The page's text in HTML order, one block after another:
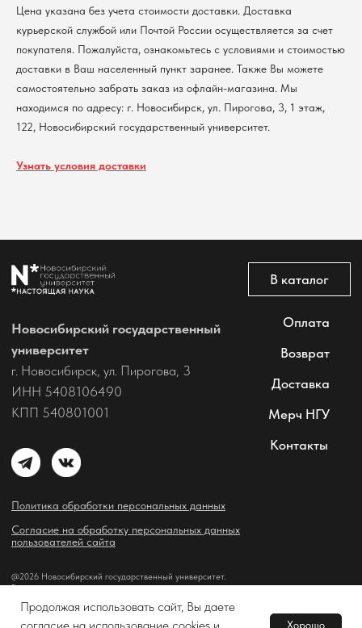
Цена указана без учета стоимости доставки. Доставка
курьерской службой или Почтой России осуществляется за счет
покупателя. Пожалуйста, ознакомьтесь с условиями и стоимостью
доставки в Ваш населенный пункт заранее. Также Вы можете
самостоятельно забрать заказ из офлайн-магазина. Мы
находимся по адресу: г. Новосибирск, ул. Пирогова, 3, 1 этаж,
122, Новосибирский государственный университет.
Узнать условия доставки
@2026 Новосибирский государственный университет.
Политика обработки персональных данных
пользователей сайта
Продолжая использовать сайт, Вы даете
Хорошо